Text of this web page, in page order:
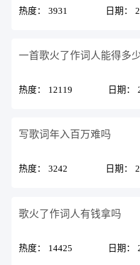
热度： 3931 日期：
一首歌火了作词人能得多
热度： 12119 日期：
写歌词年入百万难吗
热度： 3242 日期：
歌火了作词人有钱拿吗
热度： 14425 日期：